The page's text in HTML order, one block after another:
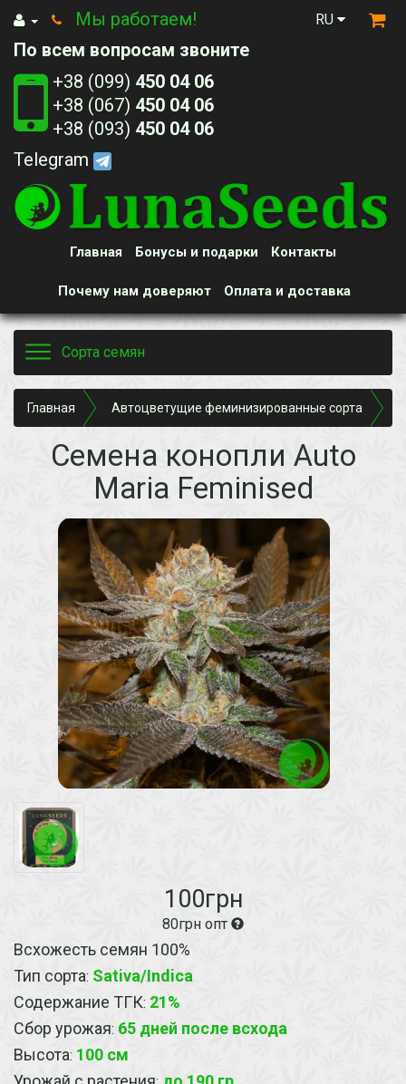
RU
Мы работаем!
По всем вопросам звоните
+38 (099) 450 04 06
+38 (067) 450 04 06
+38 (093) 450 04 06
Telegram
Главная
Почему нам доверяют
Контакты
Бонусы и подарки
Оплата и доставка
Toggle
navigation
Сорта семян
Главная Автоцветущие феминизированные сорта
Семена конопли Auto
Maria Feminised
100грн
80грн опт
Всхожесть семян 100%
Тип сорта: Sativa/Indica
Содержание ТГК: 21%
Сбор урожая: 65 дней после всхода
Высота: 100 см